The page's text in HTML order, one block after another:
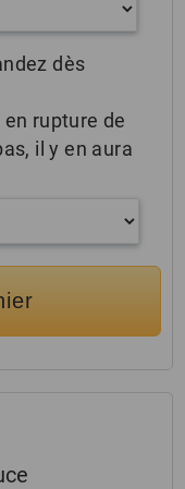
dès
rupture de
il y en aura